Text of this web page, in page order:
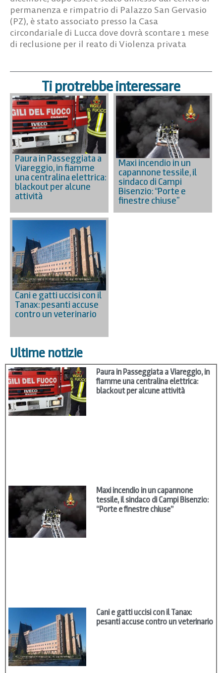
permanenza e rimpatrio di Palazzo San Gervasio
(PZ), è stato associato presso la Casa
circondariale di Lucca dove dovrà scontare 1 mese
di reclusione per il reato di Violenza privata
Ti protrebbe interessare
Paura in Passeggiata a
Viareggio, in fiamme
una centralina elettrica:
blackout per alcune
attività
Maxi incendio in un
capannone tessile, il
sindaco di Campi
Bisenzio: “Porte e
finestre chiuse”
Cani e gatti uccisi con il
Tanax: pesanti accuse
contro un veterinario
Ultime notizie
Paura in Passeggiata a Viareggio, in
fiamme una centralina elettrica:
blackout per alcune attività
Maxi incendio in un capannone
tessile, il sindaco di Campi Bisenzio:
“Porte e finestre chiuse”
Cani e gatti uccisi con il Tanax:
pesanti accuse contro un veterinario